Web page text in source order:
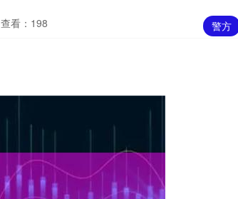
警方
查看：198